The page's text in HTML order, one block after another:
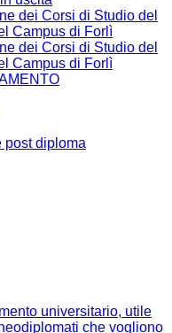
dei Corsi di Studio del
Campus di Forlì
dei Corsi di Studio del
Campus di Forlì
post diploma
universitario, utile
che vogliono